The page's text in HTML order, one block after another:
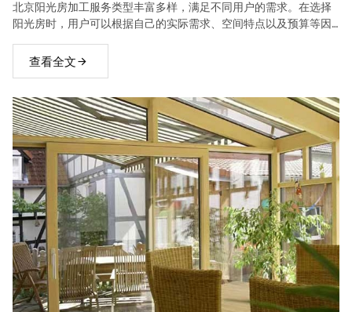
北京阳光房加工服务类型丰富多样，满足不同用户的需求。在选择
阳光房时，用户可以根据自己的实际需求、空间特点以及预算等因
查看全文